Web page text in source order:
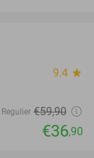
9.4 star
Regulier €59,90
€36,90